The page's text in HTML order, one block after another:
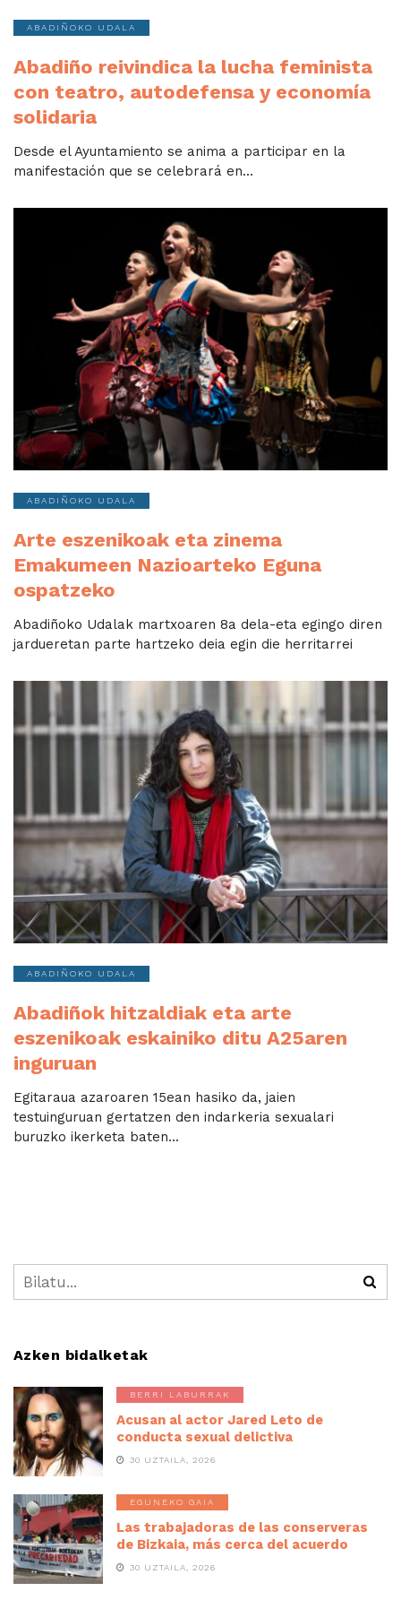
ABADIÑOKO UDALA
Abadiño reivindica la lucha feminista
con teatro, autodefensa y economía
solidaria
Desde el Ayuntamiento se anima a participar en la
manifestación que se celebrará en...
ABADIÑOKO UDALA
Arte eszenikoak eta zinema
Emakumeen Nazioarteko Eguna
ospatzeko
Abadiñoko ​​​​​Udalak martxoaren 8a dela-eta egingo diren
jardueretan parte hartzeko deia egin die herritarrei
ABADIÑOKO UDALA
Abadiñok hitzaldiak eta arte
eszenikoak eskainiko ditu A25aren
inguruan
Egitaraua azaroaren 15ean hasiko da, jaien
testuinguruan gertatzen den indarkeria sexualari
buruzko ikerketa baten...
Azken bidalketak
BERRI LABURRAK
Acusan al actor Jared Leto de
conducta sexual delictiva
30 UZTAILA, 2026
EGUNEKO GAIA
Las trabajadoras de las conserveras
de Bizkaia, más cerca del acuerdo
30 UZTAILA, 2026